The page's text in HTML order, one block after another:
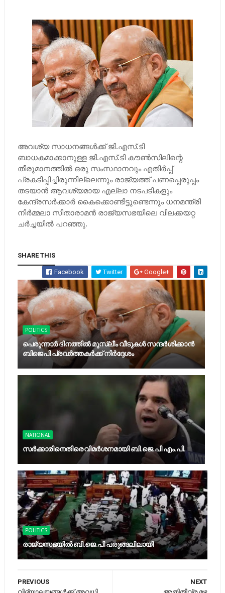
അവശ്യ സാധനങ്ങള്‍ക്ക് ജി.എസ്.ടി
ബാധകമാക്കാനുള്ള ജി.എസ്.ടി കൗണ്‍സിലിന്റെ
തീരുമാനത്തില്‍ ഒരു സംസ്ഥാനവും എതിര്‍പ്പ്
പ്രകടിപ്പിച്ചിരുന്നില്ലെന്നും രാജ്യത്ത് പണപ്പെരുപ്പം
തടയാന്‍ ആവശ്യമായ എല്ലാ നടപടികളും
കേന്ദ്രസര്‍ക്കാര്‍ കൈക്കൊണ്ടിട്ടുണ്ടെന്നും ധനമന്ത്രി
നിര്‍മ്മലാ സീതാരാമന്‍ രാജ്യസഭയിലെ വിലക്കയറ്റ
ചര്‍ച്ചയില്‍ പറഞ്ഞു.
SHARE THIS
Facebook Twitter Google+
POLITICS
പെരുന്നാര്‍ ദിനത്തില്‍ മുസ്ലീം വീടുകള്‍ സന്ദര്‍ശിക്കാന്‍
ബിജെപി പ്രവര്‍ത്തകര്‍ക്ക് നിര്‍ദ്ദേശം
NATIONAL
സര്‍ക്കാരിനെതിരെ വിമര്‍ശനമായി ബി.ജെ.പി എം.പി.
POLITICS
രാജ്യസഭയില്‍ ബി.ജെ.പി പരുങ്ങലിലായി
NEXT
PREVIOUS